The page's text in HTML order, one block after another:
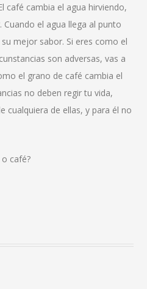
café cambia el agua hirviendo,
el agua llega al punto
mejor sabor. Si eres como el
son adversas, vas a
el grano de café cambia el
no deben regir tu vida,
cualquiera de ellas, y para él no
café?